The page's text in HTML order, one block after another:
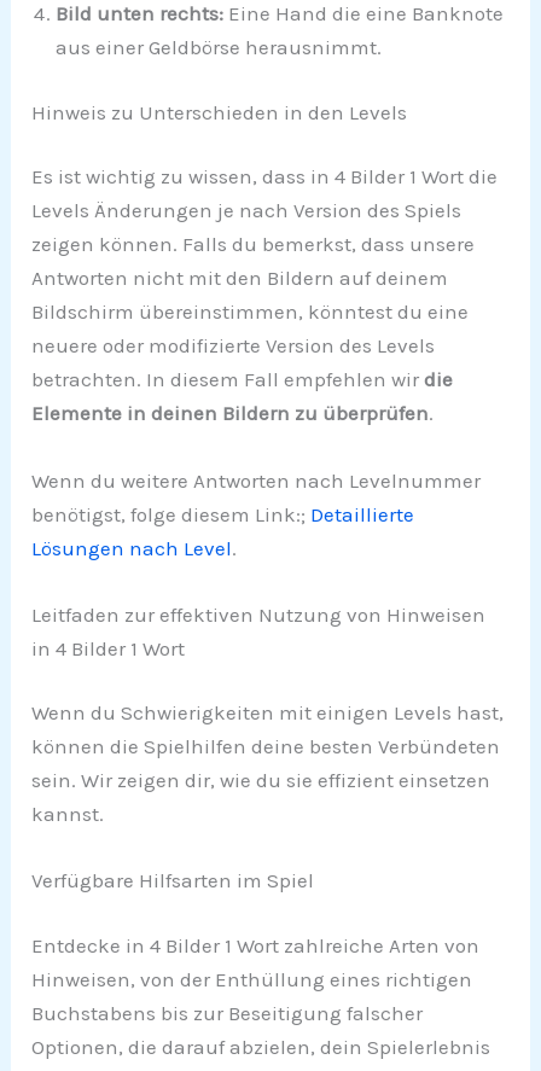
Bild unten rechts: Eine Hand die eine Banknote
aus einer Geldbörse herausnimmt.
Hinweis zu Unterschieden in den Levels
Es ist wichtig zu wissen, dass in 4 Bilder 1 Wort die
Levels Änderungen je nach Version des Spiels
zeigen können. Falls du bemerkst, dass unsere
Antworten nicht mit den Bildern auf deinem
Bildschirm übereinstimmen, könntest du eine
neuere oder modifizierte Version des Levels
betrachten. In diesem Fall empfehlen wirdie
Elemente in deinen Bildern zu überprüfen.
Wenn du weitere Antworten nach Levelnummer
benötigst, folge diesem Link:; Detaillierte
Lösungen nach Level.
Leitfaden zur effektiven Nutzung von Hinweisen
in 4 Bilder 1 Wort
Wenn du Schwierigkeiten mit einigen Levels hast,
können die Spielhilfen deine besten Verbündeten
sein. Wir zeigen dir, wie du sie effizient einsetzen
kannst.
Verfügbare Hilfsarten im Spiel
Entdecke in 4 Bilder 1 Wort zahlreiche Arten von
Hinweisen, von der Enthüllung eines richtigen
Buchstabens bis zur Beseitigung falscher
Optionen, die darauf abzielen, dein Spielerlebnis